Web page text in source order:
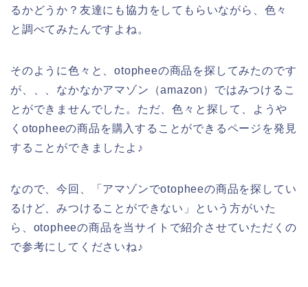
るかどうか？友達にも協力をしてもらいながら、色々
と調べてみたんですよね。
そのように色々と、otopheeの商品を探してみたのです
が、、、なかなかアマゾン（amazon）ではみつけるこ
とができませんでした。ただ、色々と探して、ようや
くotopheeの商品を購入することができるページを発見
することができましたよ♪
なので、今回、「アマゾンでotopheeの商品を探してい
るけど、みつけることができない」という方がいた
ら、otopheeの商品を当サイトで紹介させていただくの
で参考にしてくださいね♪